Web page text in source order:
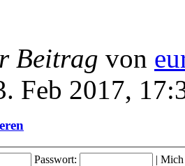
Beitrag von
Feb 2017,
Passwort: | Mich